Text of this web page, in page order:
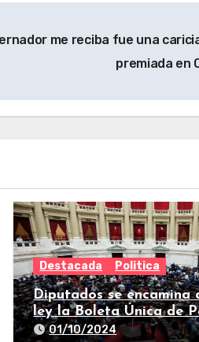
me reciba fue una
premiada en
Destacada Politica
Diputados se encamina
ley la Boleta Única de
larga sesión
01/10/2024